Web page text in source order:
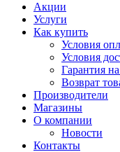
Акции
Услуги
Как купить
Условия
Условия
Гарантия
Возврат
Производители
Магазины
О компании
Новости
Контакты